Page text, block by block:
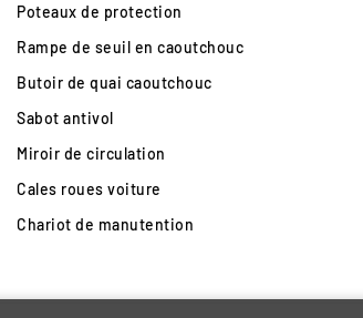
Poteaux de protection
Rampe de seuil en caoutchouc
Butoir de quai caoutchouc
Sabot antivol
Miroir de circulation
Cales roues voiture
Chariot de manutention